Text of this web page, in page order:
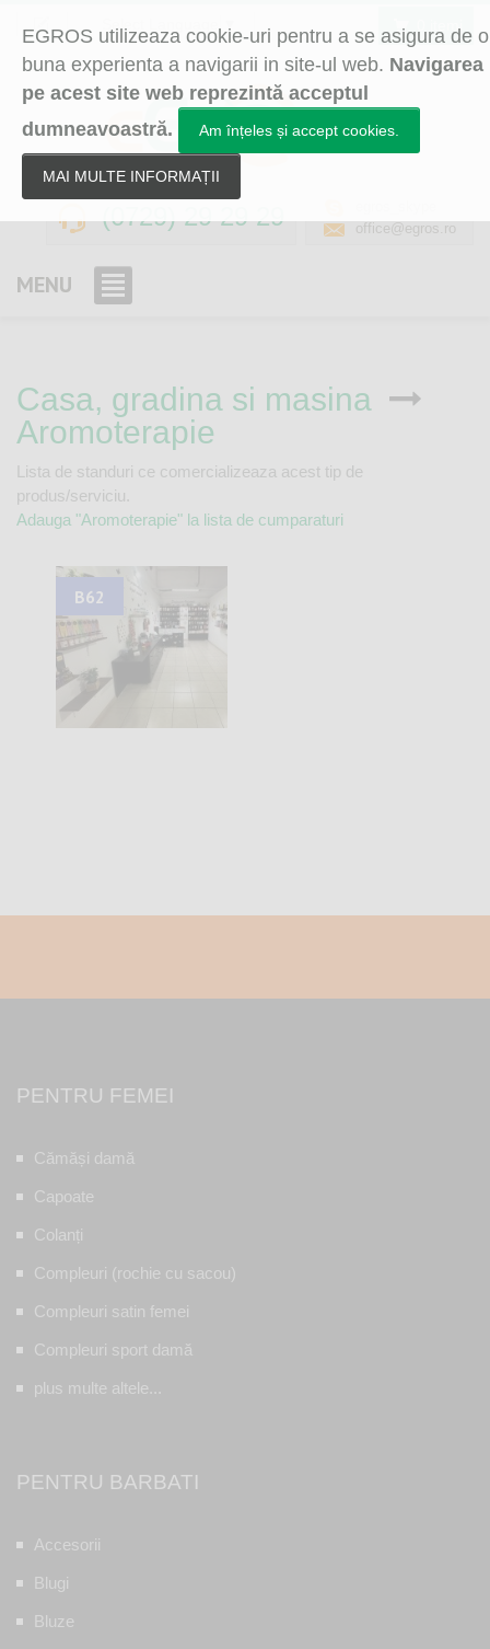
EGROS utilizeaza cookie-uri pentru a se asigura de o
buna experienta a navigarii in site-ul web. Navigarea
pe acest site web reprezintă acceptul
dumneavoastră.
Am înțeles și accept cookies.
MAI MULTE INFORMAȚII
0 itemi
office@egros.ro
(0729) 29 29 29
MENU
Casa, gradina si masina
Aromoterapie
Lista de standuri ce comercializeaza acest tip de
produs/serviciu.
Adauga "Aromoterapie" la lista de cumparaturi
B62
PENTRU FEMEI
Cămăși damă
Capoate
Colanți
Compleuri (rochie cu sacou)
Compleuri satin femei
Compleuri sport damă
plus multe altele...
PENTRU BARBATI
Accesorii
Blugi
Bluze